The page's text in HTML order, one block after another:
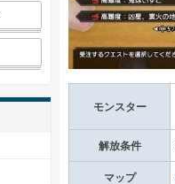
モンスター
解放条件
マップ